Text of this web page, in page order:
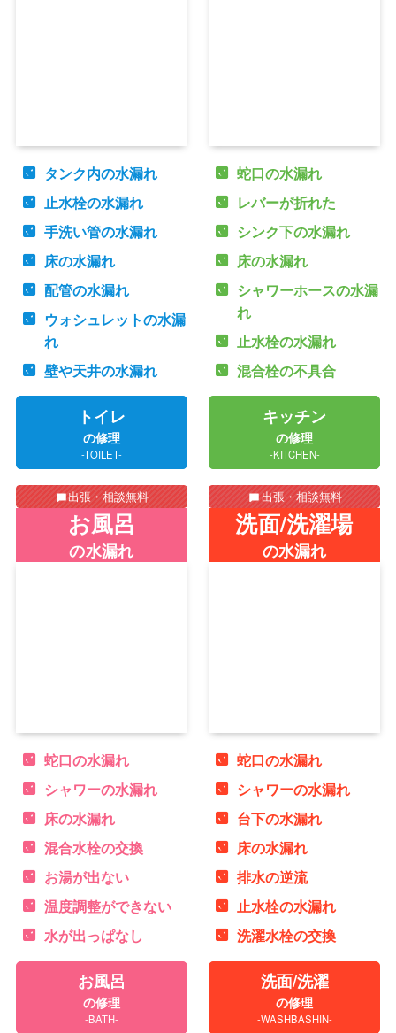
タンク内の水漏れ
止水栓の水漏れ
手洗い管の水漏れ
床の水漏れ
配管の水漏れ
ウォシュレットの水漏
れ
壁や天井の水漏れ
トイレ
の修理
-TOILET-
出張・相談無料
蛇口の水漏れ
レバーが折れた
シンク下の水漏れ
床の水漏れ
シャワーホースの水漏
れ
止水栓の水漏れ
混合栓の不具合
キッチン
の修理
-KITCHEN-
出張・相談無料
お風呂
の水漏れ
蛇口の水漏れ
シャワーの水漏れ
床の水漏れ
混合水栓の交換
お湯が出ない
温度調整ができない
水が出っぱなし
お風呂
の修理
-BATH-
洗面/洗濯場
の水漏れ
蛇口の水漏れ
シャワーの水漏れ
台下の水漏れ
床の水漏れ
排水の逆流
止水栓の水漏れ
洗濯水栓の交換
洗面/洗濯
の修理
-WASHBASHIN-